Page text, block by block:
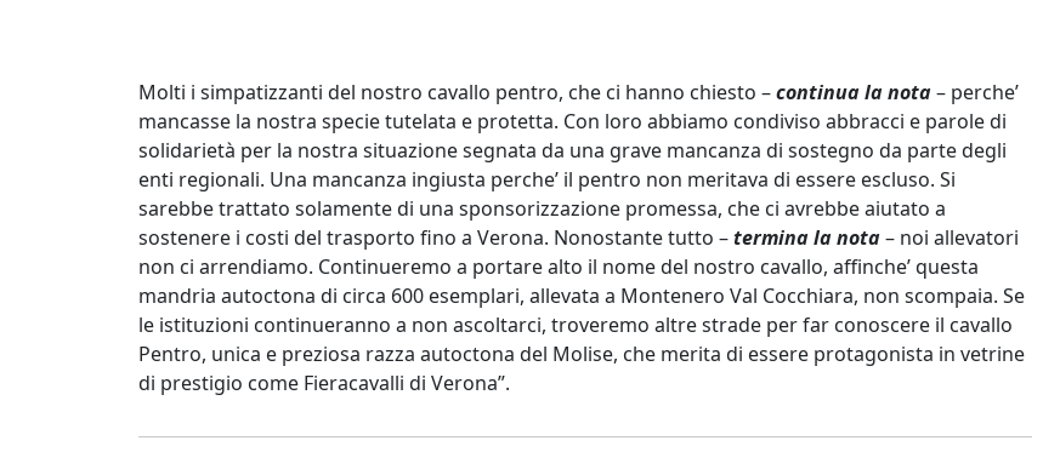
Molti i simpatizzanti del nostro cavallo pentro, che ci hanno chiesto –continua la nota– perche’
mancasse la nostra specie tutelata e protetta. Con loro abbiamo condiviso abbracci e parole di
solidarietà per la nostra situazione segnata da una grave mancanza di sostegno da parte degli
enti regionali. Una mancanza ingiusta perche’ il pentro non meritava di essere escluso. Si
sarebbe trattato solamente di una sponsorizzazione promessa, che ci avrebbe aiutato a
sostenere i costi del trasporto fino a Verona. Nonostante tutto –termina la nota– noi allevatori
non ci arrendiamo. Continueremo a portare alto il nome del nostro cavallo, affinche’ questa
mandria autoctona di circa 600 esemplari, allevata a Montenero Val Cocchiara, non scompaia. Se
le istituzioni continueranno a non ascoltarci, troveremo altre strade per far conoscere il cavallo
Pentro, unica e preziosa razza autoctona del Molise, che merita di essere protagonista in vetrine
di prestigio come Fieracavalli di Verona”.